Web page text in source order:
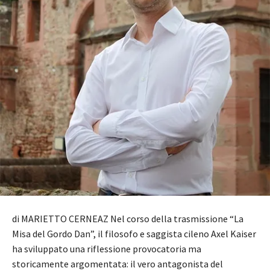
di MARIETTO CERNEAZ Nel corso della trasmissione “La
Misa del Gordo Dan”, il filosofo e saggista cileno Axel Kaiser
ha sviluppato una riflessione provocatoria ma
storicamente argomentata: il vero antagonista del